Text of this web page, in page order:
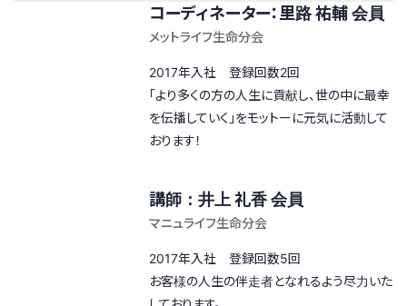
コーディネーター：里路 祐輔 会員
メットライフ生命分会
2017年入社 登録回数2回
「より多くの方の人生に貢献し、世の中に最幸
を伝播していく」をモットーに元気に活動して
おります！
講師：井上 礼香 会員
マニュライフ生命分会
2017年入社 登録回数5回
お客様の人生の伴走者となれるよう尽力いた